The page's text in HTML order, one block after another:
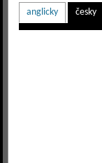
anglicky česky